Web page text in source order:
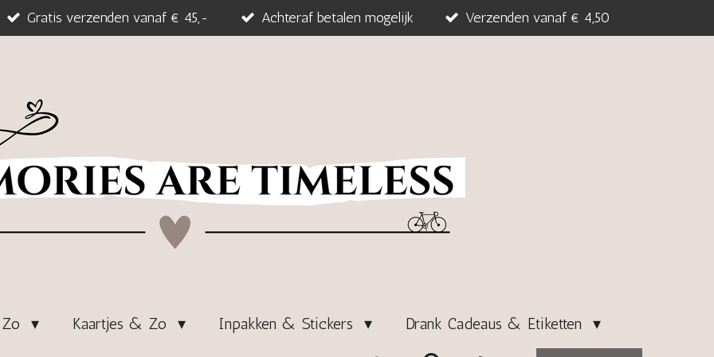
Gratis verzenden vanaf € 45,- Achteraf betalen mogelijk Verzenden vanaf € 4,50
Kaartjes & Zo Inpakken & Stickers Drank Cadeaus & Etiketten